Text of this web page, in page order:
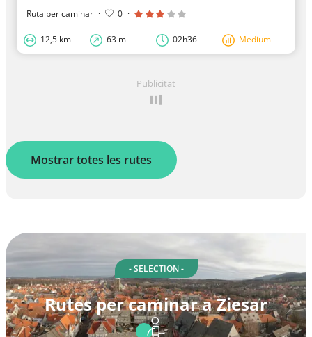
Ruta per caminar · 0 ·
12,5 km 63 m 02h36 Medium
Publicitat
Mostrar totes les rutes
- SELECTION -
Rutes per caminar a Ziesar